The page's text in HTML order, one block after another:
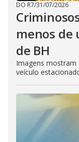
DO R7/31/07/2026
menos
de BH
Imagens mostram
veículo